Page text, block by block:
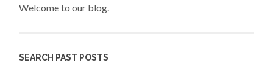
Welcome to our blog.
SEARCH PAST POSTS